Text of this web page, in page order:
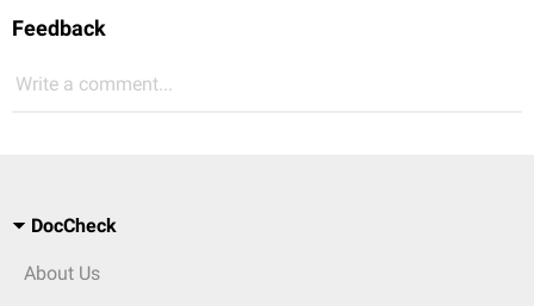
Feedback
Write a comment...
DocCheck
About Us